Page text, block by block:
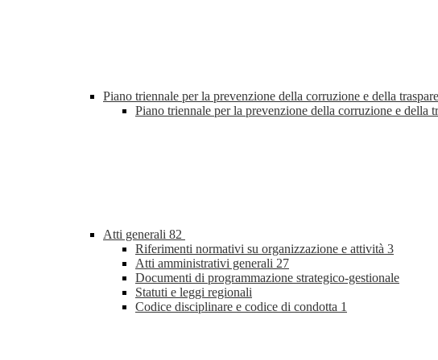
Piano triennale per la prevenzione della corruzione e della
Piano triennale per la prevenzione della corruzione e della
Atti generali 82
Riferimenti normativi su organizzazione e attività 3
Atti amministrativi generali 27
Documenti di programmazione strategico-gestionale
Statuti e leggi regionali
Codice disciplinare e codice di condotta 1